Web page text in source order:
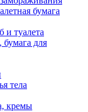
бумага
и туалета
для
тела
кремы